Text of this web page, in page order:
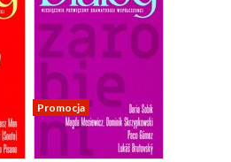
Promocja